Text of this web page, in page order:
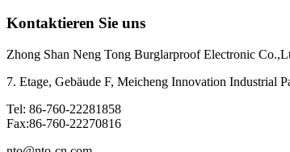
Kontaktieren Sie uns
Zhong Shan Neng Tong Burglarproof Electronic
7. Etage, Gebäude F, Meicheng Innovation Industrial
Tel: 86-760-22281858
Fax:86-760-22270816